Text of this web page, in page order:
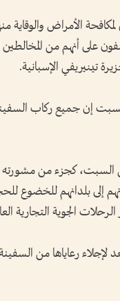
لمكافحة الأمراض
على أنهم من المخالطين
تينيريفي الإسبانية.
إن جميع ركاب
كجزء من مشورته
إلى بلدانهم للخضوع
الجوية التجارية